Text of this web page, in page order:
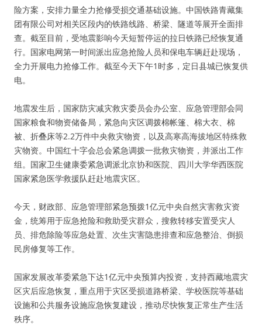
险方案，安排力量全力抢修受损交通基础设施。中国铁路青藏集
团有限公司对相关区段内的铁路线路、桥梁、隧道等展开全面排
查。截至目前，受地震影响今天短暂停运的拉日铁路已经恢复通
行。国家电网第一时间派出应急抢险人员和保电车辆赶赴现场，
全力开展电力抢修工作。截至今天下午1时多，定日县城已恢复供
电。
地震发生后，国家防灾减灾救灾委员会办公室、应急管理部会同
国家粮食和物资储备局，紧急向灾区调拨棉帐篷、棉大衣、棉
被、折叠床等2.2万件中央救灾物资，以及高寒高海拔地区特殊救
灾物资。中国红十字会总会紧急调拨一批救灾物资，并派出工作
组。国家卫生健康委紧急调派北京协和医院、四川大学华西医院
国家紧急医学救援队赶赴地震灾区。
今天，财政部、应急管理部紧急预拨1亿元中央自然灾害救灾资
金，统筹用于应急抢险和救助受灾群众，搜救转移安置受灾人
员、排危除险等应急处置、次生灾害隐患排查和应急整治、倒损
民房修复等工作。
国家发展改革委紧急下达1亿元中央预算内投资，支持西藏地震灾
区灾后应急恢复，重点用于灾区受损道路桥梁、学校医院等基础
设施和公共服务设施应急恢复建设，推动尽快恢复正常生产生活
秩序。